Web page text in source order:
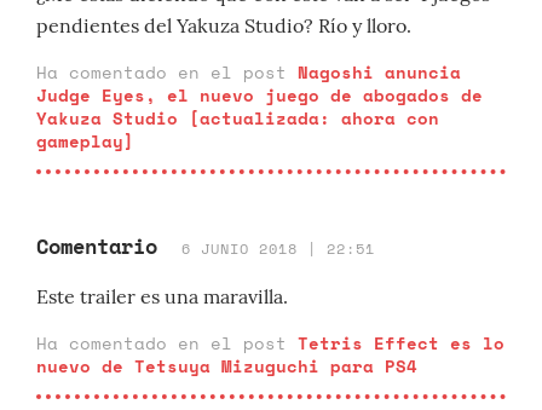
pendientes del Yakuza Studio? Río y lloro.
Ha comentado en el post Nagoshi anuncia
Judge Eyes, el nuevo juego de abogados de
Yakuza Studio [actualizada: ahora con
gameplay]
Comentario 6 JUNIO 2018 | 22:51
Este trailer es una maravilla.
Ha comentado en el post Tetris Effect es lo
nuevo de Tetsuya Mizuguchi para PS4